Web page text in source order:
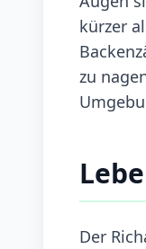
kürzer
zu
Der